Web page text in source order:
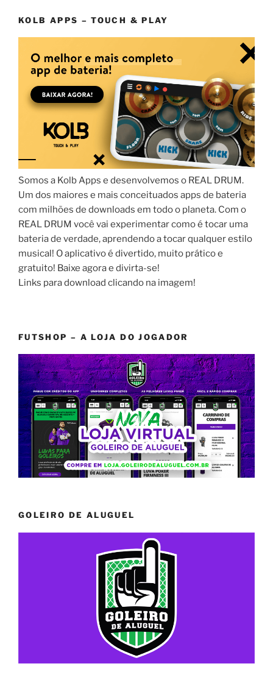
KOLB APPS – TOUCH & PLAY
Somos a Kolb Apps e desenvolvemos o REAL DRUM.
Um dos maiores e mais conceituados apps de bateria
com milhões de downloads em todo o planeta. Com o
REAL DRUM você vai experimentar como é tocar uma
bateria de verdade, aprendendo a tocar qualquer estilo
musical! O aplicativo é divertido, muito prático e
gratuito! Baixe agora e divirta-se!
Links para download clicando na imagem!
FUTSHOP – A LOJA DO JOGADOR
GOLEIRO DE ALUGUEL